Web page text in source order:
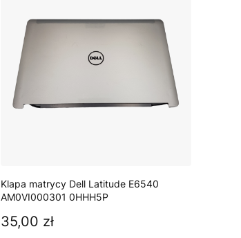
Klapa matrycy Dell Latitude E6540
AM0VI000301 0HHH5P
Cena
35,00 zł